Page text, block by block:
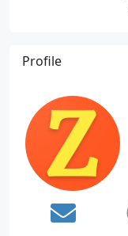
Profile